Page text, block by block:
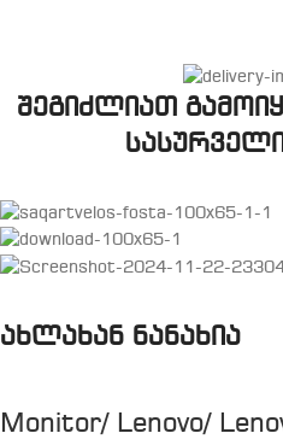
შეგიძლიათ
ახლახან ნანახია
Monitor/ Lenovo/